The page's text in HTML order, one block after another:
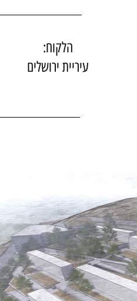
הלקוח:
עיריית ירושלים